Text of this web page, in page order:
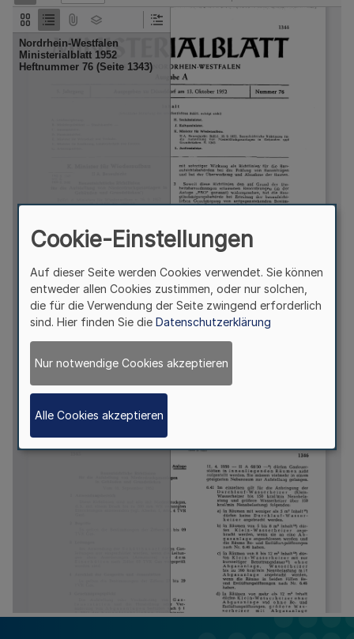
Cookie-Einstellungen
Auf dieser Seite werden Cookies verwendet. Sie können
entweder allen Cookies zustimmen, oder nur solchen,
die für die Verwendung der Seite zwingend erforderlich
sind. Hier finden Sie die Datenschutzerklärung
Nur notwendige Cookies akzeptieren
Alle Cookies akzeptieren